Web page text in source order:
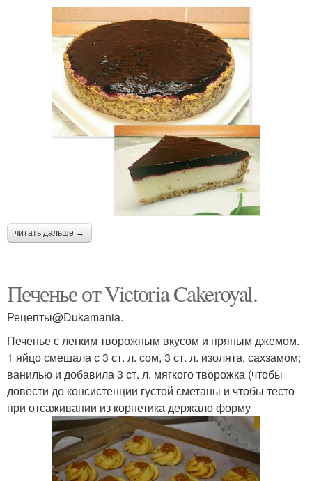
читать дальше →
Печенье от Victoria Cakeroyal.
Рецепты@Dukamania.
Печенье с легким творожным вкусом и пряным джемом.
1 яйцо смешала с 3 ст. л. сом, 3 ст. л. изолята, сахзамом;
ванилью и добавила 3 ст. л. мягкого творожка (чтобы
довести до консистенции густой сметаны и чтобы тесто
при отсаживании из корнетика держало форму